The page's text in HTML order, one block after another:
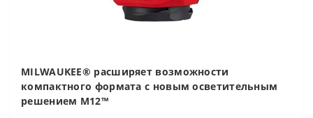
MILWAUKEE® расширяет возможности
компактного формата с новым осветительным
решением M12™